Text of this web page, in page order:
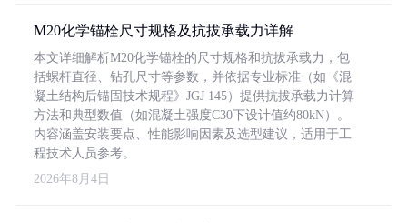
M20化学锚栓尺寸规格及抗拔承载力详解
本文详细解析M20化学锚栓的尺寸规格和抗拔承载力，包
括螺杆直径、钻孔尺寸等参数，并依据专业标准（如《混
凝土结构后锚固技术规程》JGJ 145）提供抗拔承载力计算
方法和典型数值（如混凝土强度C30下设计值约80kN）。
内容涵盖安装要点、性能影响因素及选型建议，适用于工
程技术人员参考。
2026年8月4日